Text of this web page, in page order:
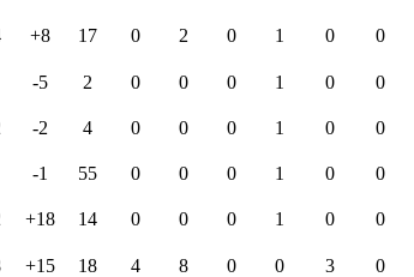
+8 17 0 2 0 1 0 0
-5 2 0 0 0 1 0 0
-2 4 0 0 0 1 0 0
-1 55 0 0 0 1 0 0
+18 14 0 0 0 1 0 0
+15 18 4 8 0 0 3 0